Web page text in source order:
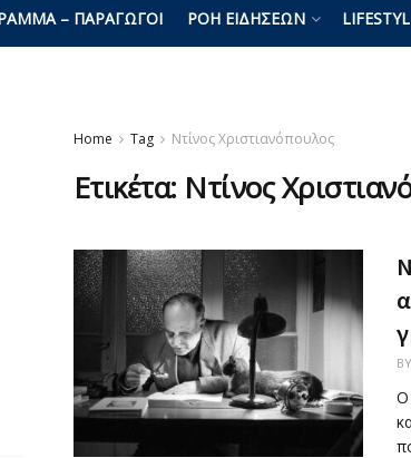
– ΠΑΡΑΓΩΓΟΊ ΡΟΉ ΕΙΔΉΣΕΩΝ
Home Tag Ντίνος Χριστιανόπουλος
Ετικέτα: Ντίνος
BY
Ο